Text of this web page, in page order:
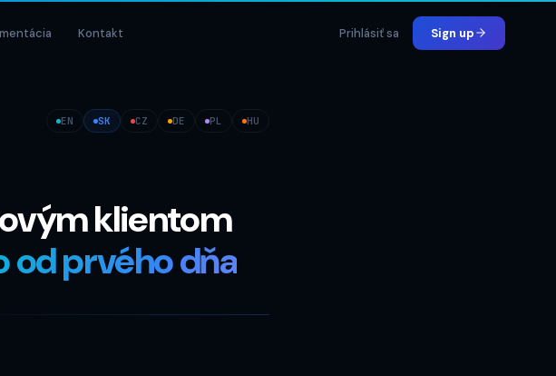
Kontakt Prihlásiť sa Sign up
EN SK CZ DE PL HU
klientom
od prvého dňa